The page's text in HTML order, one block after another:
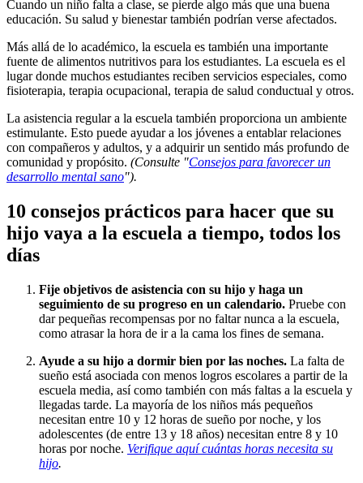
Cuando un niño falta a clase, se pierde algo más que una buena
educación. Su salud y bienestar también podrían verse afectados.
Más allá de lo académico, la escuela es también una importante
fuente de alimentos nutritivos para los estudiantes. La escuela es el
lugar donde muchos estudiantes reciben servicios especiales, como
fisioterapia, terapia ocupacional, terapia de salud conductual y otros.
La asistencia regular a la escuela también proporciona un ambiente
estimulante. Esto puede ayudar a los jóvenes a entablar relaciones
con compañeros y adultos, y a adquirir un sentido más profundo de
comunidad y propósito. (Consulte "Consejos para favorecer un
desarrollo mental sano").
10 consejos prácticos para hacer que su
hijo vaya a la escuela a tiempo, todos los
días
Fije objetivos de asistencia con su hijo y haga un
seguimiento de su progreso en un calendario. Pruebe con
dar pequeñas recompensas por no faltar nunca a la escuela,
como atrasar la hora de ir a la cama los fines de semana.
Ayude a su hijo a dormir bien por las noches. La falta de
sueño está asociada con menos logros escolares a partir de la
escuela media, así como también con más faltas a la escuela y
llegadas tarde. La mayoría de los niños más pequeños
necesitan entre 10 y 12 horas de sueño por noche, y los
adolescentes (de entre 13 y 18 años) necesitan entre 8 y 10
horas por noche. Verifique aquí cuántas horas necesita su
hijo.